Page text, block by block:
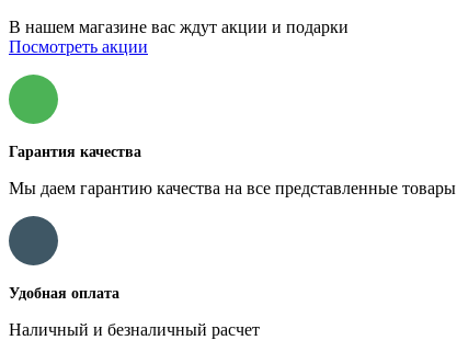
В нашем магазине вас ждут акции и подарки
Посмотреть акции
Гарантия качества
Мы даем гарантию качества на все представленные товары
Удобная оплата
Наличный и безналичный расчет